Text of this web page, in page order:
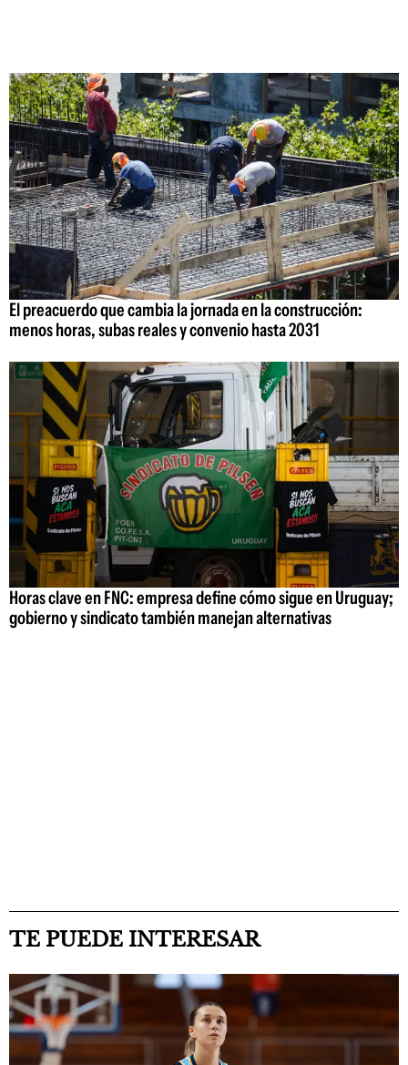
El preacuerdo que cambia la jornada en la construcción:
menos horas, subas reales y convenio hasta 2031
Horas clave en FNC: empresa define cómo sigue en Uruguay;
gobierno y sindicato también manejan alternativas
TE PUEDE INTERESAR